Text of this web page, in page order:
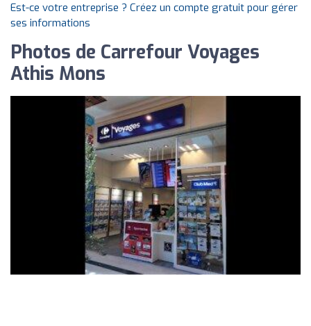
Est-ce votre entreprise ? Créez un compte gratuit pour gérer
ses informations
Photos de Carrefour Voyages
Athis Mons